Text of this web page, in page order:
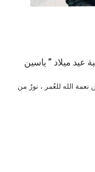
عيد ميلاد ” ياسين
نعمة الله للعُمر ، نورٌ من